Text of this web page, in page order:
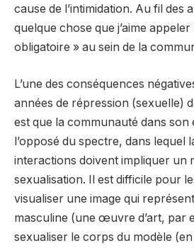
cause de l’intimidation. Au fil des
quelque chose que j’aime appeler
obligatoire » au sein de la
L’une des conséquences
années de répression (sexuelle)
est que la communauté dans son
l’opposé du spectre, dans lequel
interactions doivent impliquer un
sexualisation. Il est difficile pour
visualiser une image qui
masculine (une œuvre d’art, par
sexualiser le corps du modèle